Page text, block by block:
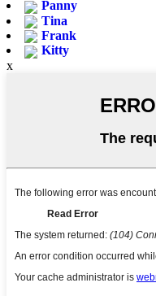
Panny
Tina
Frank
Kitty
x